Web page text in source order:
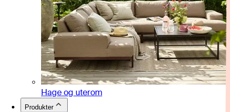
Hage og uterom
Produkter